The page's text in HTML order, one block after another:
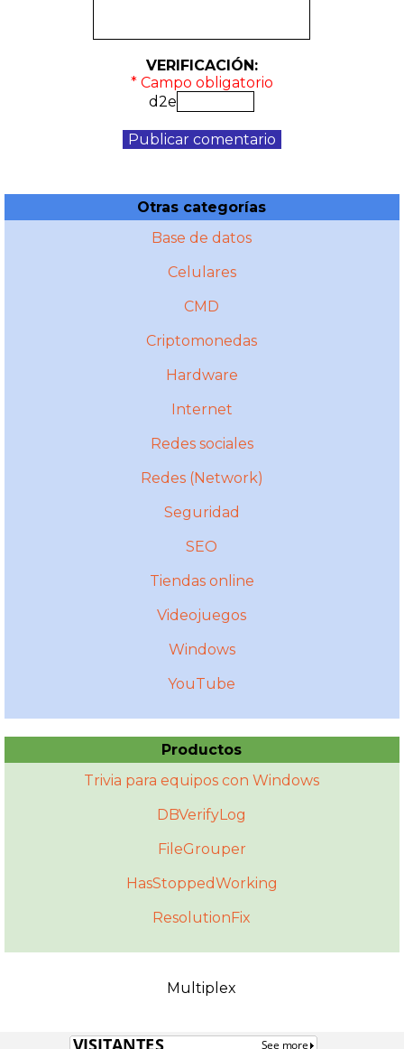
VERIFICACIÓN:
* Campo obligatorio
d2e
Otras categorías
Base de datos
Celulares
CMD
Criptomonedas
Hardware
Internet
Redes sociales
Redes (Network)
Seguridad
SEO
Tiendas online
Videojuegos
Windows
YouTube
Productos
Trivia para equipos con Windows
DBVerifyLog
FileGrouper
HasStoppedWorking
ResolutionFix
Multiplex